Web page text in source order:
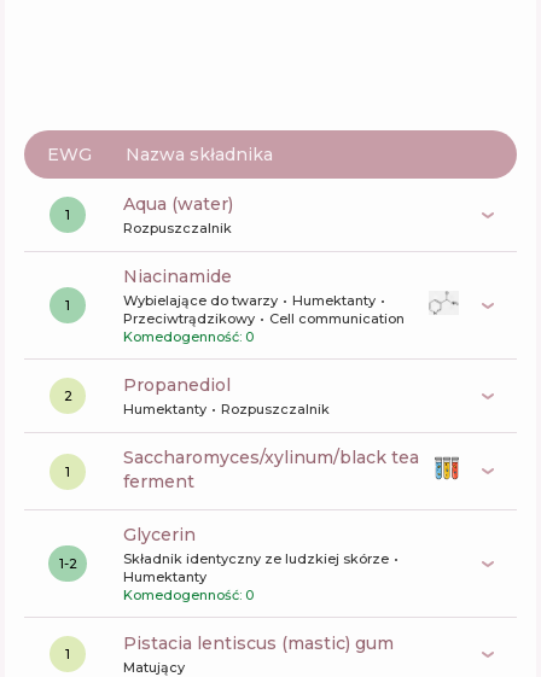
EWG Nazwa składnika
1 aqua (water)
Rozpuszczalnik
1
niacinamide
Wybielające do twarzy
Humektanty
Przeciwtrądzikowy
Cell communication
Komedogenność: 0
2 propanediol
Humektanty Rozpuszczalnik
1
saccharomyces/xylinum/black tea
ferment
1-2
glycerin
Składnik identyczny ze ludzkiej skórze
Humektanty
Komedogenność: 0
1 pistacia lentiscus (mastic) gum
Matujący